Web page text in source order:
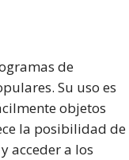
de
Su uso es
objetos
la posibilidad de
acceder a los